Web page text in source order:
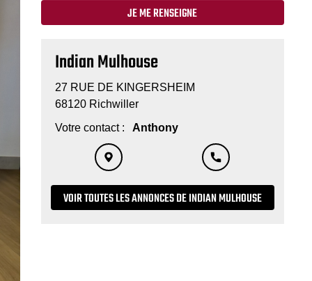
JE ME RENSEIGNE
Indian Mulhouse
27 RUE DE KINGERSHEIM
68120 Richwiller
Votre contact :
Anthony
VOIR TOUTES LES ANNONCES DE INDIAN MULHOUSE